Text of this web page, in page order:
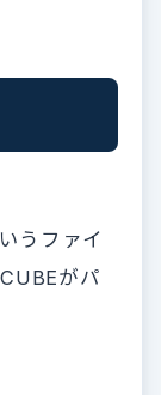
うファイ
がパ